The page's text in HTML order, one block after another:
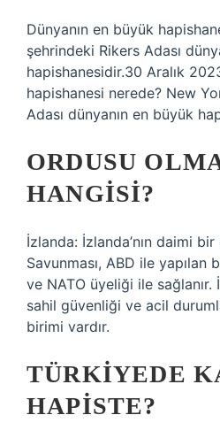
Dünyanın en büyük
şehrindeki Rikers Adası
hapishanesidir.30 Aralık
hapishanesi nerede? New
Adası dünyanın en büyük
ORDUSU
HANGISI?
İzlanda: İzlanda’nın daimi
Savunması, ABD ile yapılan
ve NATO üyeliği ile sağlanır.
sahil güvenliği ve acil
birimi vardır.
TÜRKIYEDE
HAPISTE?